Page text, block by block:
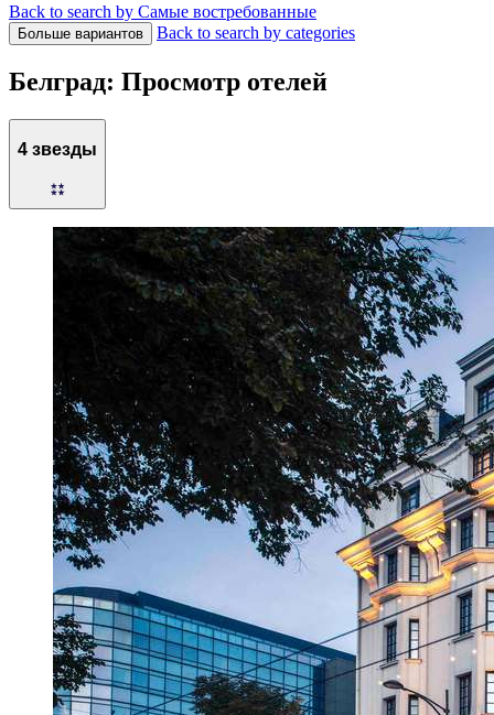
Back to search by Самые востребованные
Больше вариантов Back to search by categories
Белград: Просмотр отелей
4 звезды